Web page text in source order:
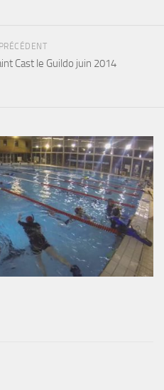
Cast le Guildo juin 2014